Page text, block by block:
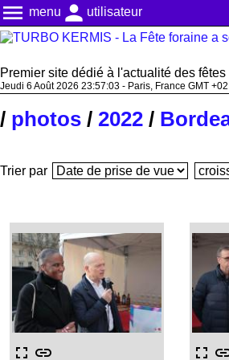
menu menu person utilisateur
Premier site dédié à l'actualité des
Jeudi 6 Août 2026 23:57:04 - Paris, France GMT
/ photos / 2022 /
Trier par
fullscreen link fullscreen